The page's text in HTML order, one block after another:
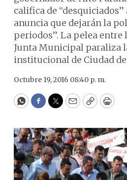
califica de
anuncia que dejarán la
periodos”. La pelea entre
Junta Municipal paraliza
institucional de Ciudad
Octubre 19, 2016 08:40 p. m.
WhatsApp
Facebook
Twitter
EmailCopyPrint